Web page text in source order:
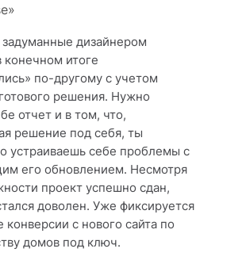
дизайнером
итоге
по-другому с учетом
решения. Нужно
отчет и в том, что,
решение под себя, ты
устраиваешь себе проблемы с
его обновлением. Несмотря
проект успешно сдан,
доволен. Уже фиксируется
конверсии с нового сайта по
домов под ключ.
cookie . С их помощью